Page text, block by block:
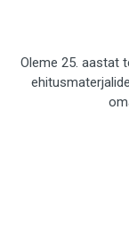
Oleme 25. aastat